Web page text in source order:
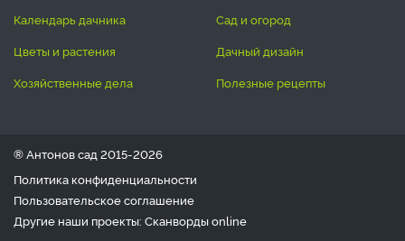
календарь дачника
сад и огород
цветы и растения
дачный дизайн
хозяйственные дела
полезные рецепты
® Антонов сад 2015-2026
Политика конфиденциальности
Пользовательское соглашение
Другие наши проекты: Сканвордыonline